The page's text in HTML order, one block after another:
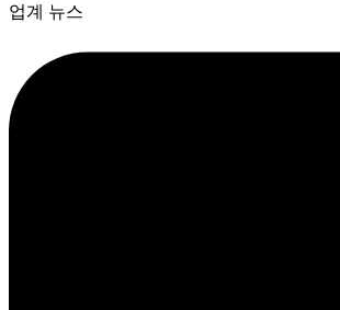
업계 뉴스